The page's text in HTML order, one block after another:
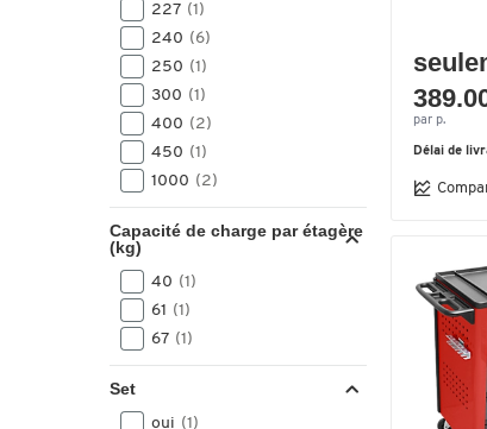
227 (1)
240 (6)
250 (1)
300 (1)
400 (2)
450 (1)
1000 (2)
Capacité de charge par étagère
(kg)
40 (1)
61 (1)
67 (1)
Set
oui (1)
par p.
Délai de